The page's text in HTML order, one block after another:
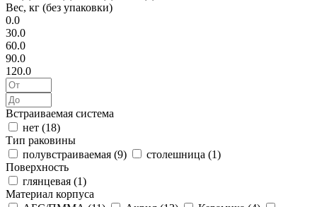
Вес, кг (без упаковки)
0.0
30.0
60.0
90.0
120.0
Встраиваемая система
нет (18)
Тип раковины
полувстраиваемая (9) столешница (1)
Поверхность
глянцевая (1)
Материал корпуса